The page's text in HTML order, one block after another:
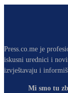
Press.co.me je
iskusni urednici i
izvještavaju i
Mi smo tu